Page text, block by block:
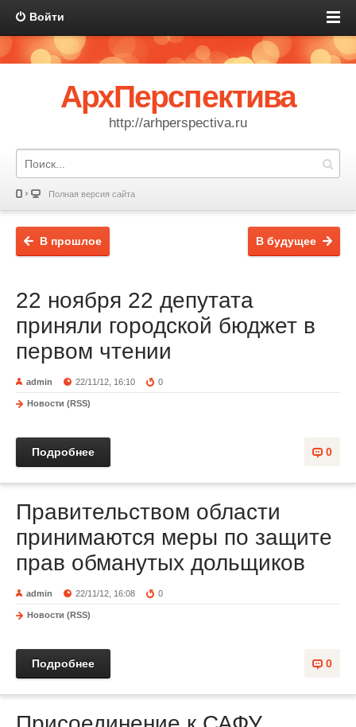
Войти
АрхПерспектива
http://arhperspectiva.ru
Полная версия сайта
В будущее
В прошлое
22 ноября 22 депутата
приняли городской бюджет в
первом чтении
admin 22/11/12, 16:10 0
Новости (RSS)
0
Подробнее
Правительством области
принимаются меры по защите
прав обманутых дольщиков
admin 22/11/12, 16:08 0
Новости (RSS)
0
Подробнее